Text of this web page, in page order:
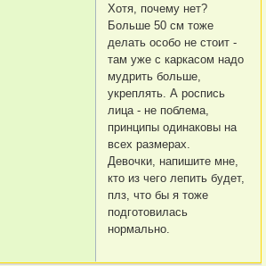
Хотя, почему нет?
Больше 50 см тоже
делать особо не стоит -
там уже с каркасом надо
мудрить больше,
укреплять. А роспись
лица - не поблема,
принципы одинаковы на
всех размерах.
Девочки, напишите мне,
кто из чего лепить будет,
плз, что бы я тоже
подготовилась
нормально.